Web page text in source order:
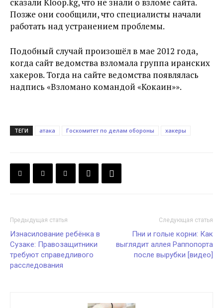
Позже они сообщили, что специалисты начали
работать над устранением проблемы.
Подобный случай произошёл в мае 2012 года,
когда сайт ведомства взломала группа иранских
хакеров. Тогда на сайте ведомства появлялась
надпись «Взломано командой «Кокаин»».
ТЕГИ атака Госкомитет по делам обороны хакеры
Предыдущая статья
Изнасилование ребёнка в
Сузаке: Правозащитники
требуют справедливого
расследования
Следующая статья
Пни и голые корни: Как
выглядит аллея Раппопорта
после вырубки [видео]